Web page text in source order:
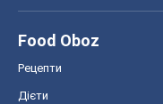
Food Oboz
Рецепти
Дієти